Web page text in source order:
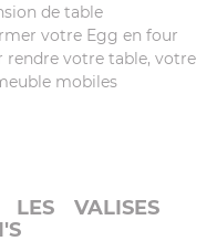
de table
votre Egg en four
rendre votre table, votre
mobiles
LES VALISES